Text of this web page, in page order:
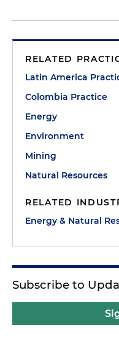
RELATED
Latin America
Colombia Practice
Energy
Environment
Mining
Natural Resources
RELATED
Energy & Natural
Subscribe to